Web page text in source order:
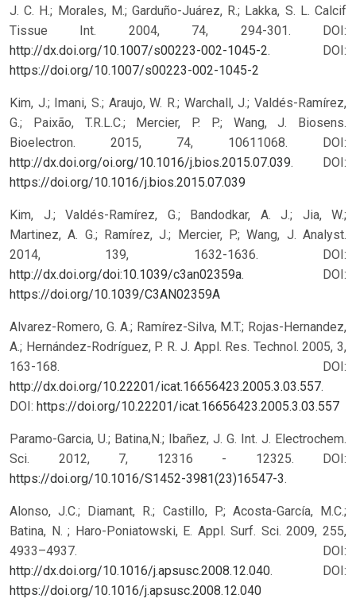
J. C. H.; Morales, M.; Garduño-Juárez, R.; Lakka, S. L. Calcif
Tissue Int. 2004, 74, 294-301. DOI:
http://dx.doi.org/10.1007/s00223-002-1045-2.
DOI:
https://doi.org/10.1007/s00223-002-1045-2
Kim, J.; Imani, S.; Araujo, W. R.; Warchall, J.; Valdés-Ramírez,
G.; Paixão, T.R.L.C.; Mercier, P. P.; Wang, J. Biosens.
Bioelectron. 2015, 74, 10611068. DOI:
http://dx.doi.org/oi.org/10.1016/j.bios.2015.07.039.
DOI:
https://doi.org/10.1016/j.bios.2015.07.039
Kim, J.; Valdés-Ramírez, G.; Bandodkar, A. J.; Jia, W.;
Martinez, A. G.; Ramírez, J.; Mercier, P.; Wang, J. Analyst.
2014, 139, 1632-1636. DOI:
http://dx.doi.org/doi:10.1039/c3an02359a.
DOI:
https://doi.org/10.1039/C3AN02359A
Alvarez-Romero, G. A.; Ramírez-Silva, M.T.; Rojas-Hernandez,
A.; Hernández-Rodríguez, P. R. J. Appl. Res. Technol. 2005, 3,
163-168. DOI:
http://dx.doi.org/10.22201/icat.16656423.2005.3.03.557.
DOI: https://doi.org/10.22201/icat.16656423.2005.3.03.557
Paramo-Garcia, U.; Batina,N.; Ibañez, J. G. Int. J. Electrochem.
Sci. 2012, 7, 12316 - 12325. DOI:
https://doi.org/10.1016/S1452-3981(23)16547-3.
Alonso, J.C.; Diamant, R.; Castillo, P.; Acosta-García, M.C.;
Batina, N. ; Haro-Poniatowski, E. Appl. Surf. Sci. 2009, 255,
4933–4937. DOI:
http://dx.doi.org/10.1016/j.apsusc.2008.12.040.
DOI:
https://doi.org/10.1016/j.apsusc.2008.12.040